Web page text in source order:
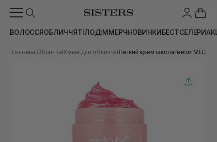
ВОЛОССЯОБЛИЧЧЯТІЛОДІММЕРЧНОВИНКИБЕСТСЕЛЕРИ
Головна Обличчя Крем для обличчя Легкий крем із колагеном